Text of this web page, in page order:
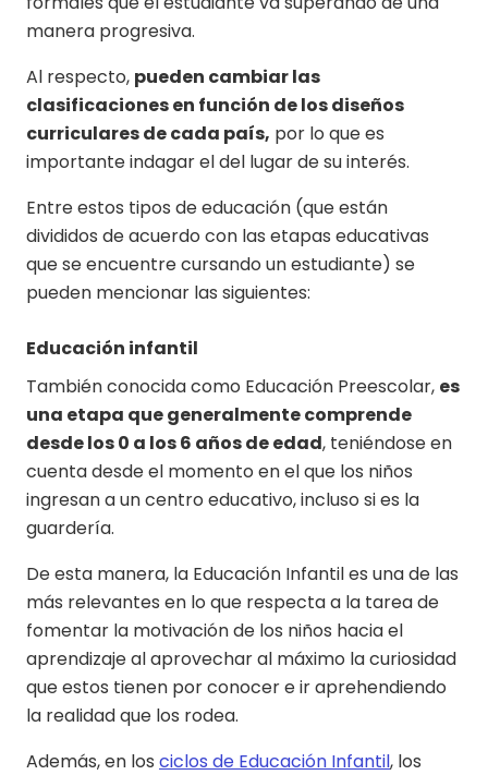
manera progresiva.
Al respecto, pueden cambiar las
clasificaciones en función de los diseños
curriculares de cada país, por lo que es
importante indagar el del lugar de su interés.
Entre estos tipos de educación (que están
divididos de acuerdo con las etapas educativas
que se encuentre cursando un estudiante) se
pueden mencionar las siguientes:
Educación infantil
También conocida como Educación Preescolar, es
una etapa que generalmente comprende
desde los 0 a los 6 años de edad, teniéndose en
cuenta desde el momento en el que los niños
ingresan a un centro educativo, incluso si es la
guardería.
De esta manera, la Educación Infantil es una de las
más relevantes en lo que respecta a la tarea de
fomentar la motivación de los niños hacia el
aprendizaje al aprovechar al máximo la curiosidad
que estos tienen por conocer e ir aprehendiendo
la realidad que los rodea.
Además, en los ciclos de Educación Infantil, los